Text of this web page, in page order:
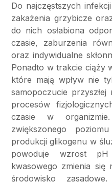
Do najczęstszych
zakażenia grzybicze
do nich osłabiona
czasie, zaburzenia
oraz indywidualne
Ponadto w trakcie ciąży
które mają wpływ nie
samopoczucie
procesów
czasie w
zwiększonego
produkcji glikogenu w
powoduje wzrost
kwasowego zmienia się
środowisko